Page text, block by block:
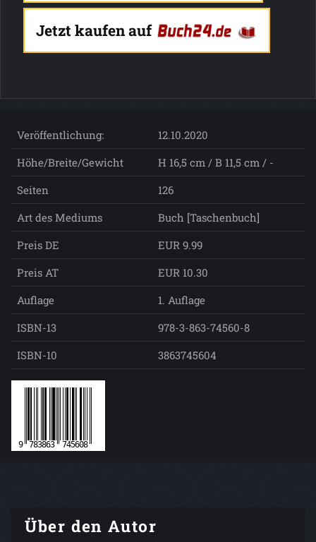
Jetzt kaufen auf
Veröffentlichung:
12.10.2020
Höhe/Breite/Gewicht
H 16,5 cm / B 11,5 cm / -
Seiten
126
Art des Mediums
Buch [Taschenbuch]
Preis DE
EUR 9.99
Preis AT
EUR 10.30
Auflage
1. Auflage
ISBN-13
978-3-863-74560-8
ISBN-10
3863745604
Über den Autor